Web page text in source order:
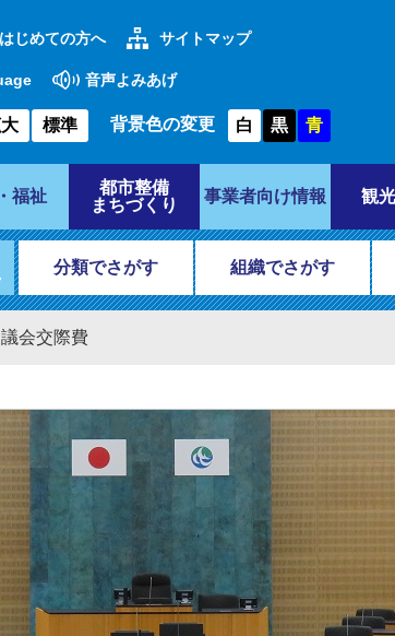
はじめての方へ サイトマップ
音声よみあげ
標準 背景色の変更 白 黒 青
福祉
都市整備
まちづくり
事業者向け情報 観
分類でさがす 組織でさがす
議会交際費